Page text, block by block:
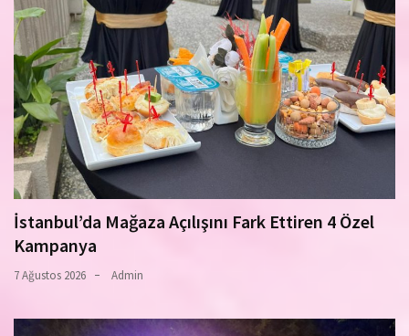
İstanbul’da Mağaza Açılışını Fark Ettiren 4 Özel
Kampanya
7 Ağustos 2026 Admin